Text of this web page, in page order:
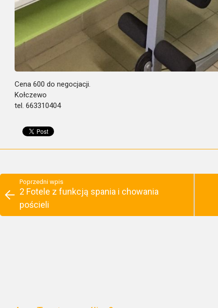
Cena 600 do negocjacji.
Kołczewo
tel. 663310404
Poprzedni wpis
2 Fotele z funkcją spania i chowania
pościeli